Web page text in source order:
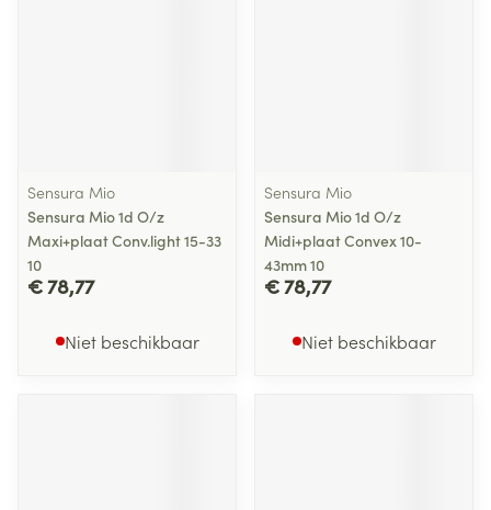
Sensura Mio
Sensura Mio 1d O/z
Maxi+plaat Conv.light 15-33
10
€ 78,77
Niet beschikbaar
Sensura Mio
Sensura Mio 1d O/z
Midi+plaat Convex 10-
43mm 10
€ 78,77
Niet beschikbaar